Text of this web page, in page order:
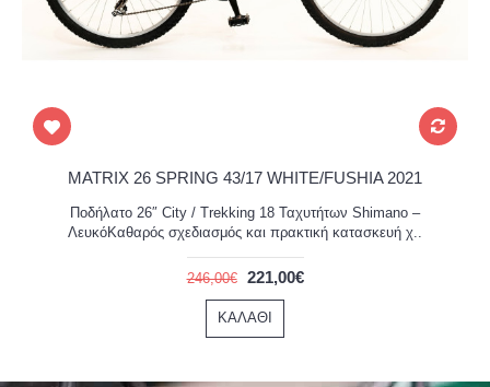
MATRIX 26 SPRING 43/17 WHITE/FUSHIA 2021
Ποδήλατο 26″ City / Trekking 18 Ταχυτήτων Shimano –
ΛευκόΚαθαρός σχεδιασμός και πρακτική κατασκευή χ..
246,00€ 221,00€
ΚΑΛΆΘΙ